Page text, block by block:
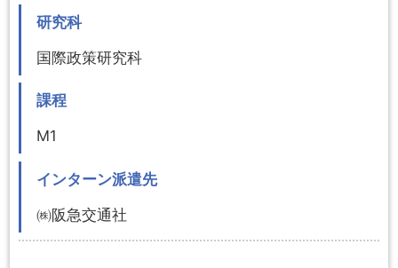
研究科
国際政策研究科
課程
M1
インターン派遣先
㈱阪急交通社